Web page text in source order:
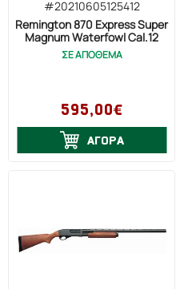
#20210605125412
Remington 870 Express Super
Magnum Waterfowl Cal.12
ΣΕ ΑΠΟΘΕΜΑ
595,00€
ΑΓΟΡΑ